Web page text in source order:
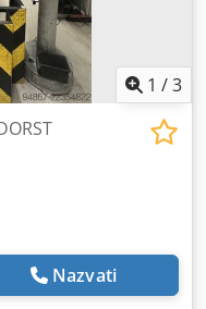
1 /3
Nazvati